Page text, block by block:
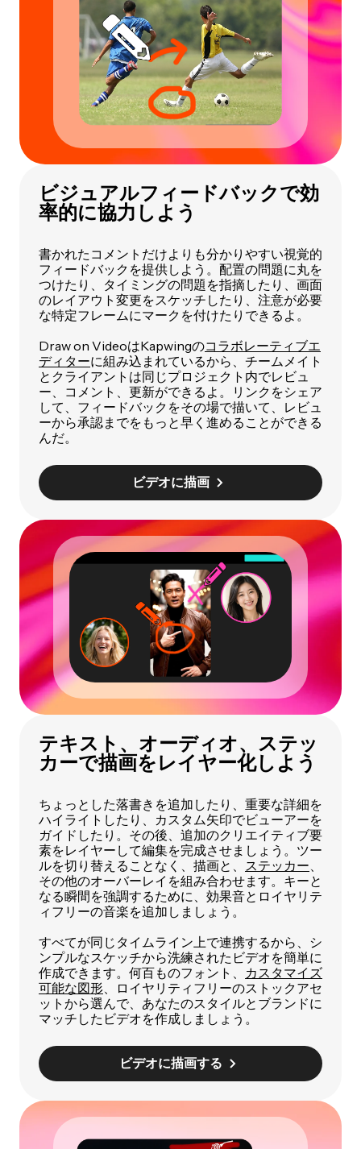
ビジュアルフィードバックで効
率的に協力しよう
書かれたコメントだけよりも分かりやすい視覚的
フィードバックを提供しよう。配置の問題に丸を
つけたり、タイミングの問題を指摘したり、画面
のレイアウト変更をスケッチしたり、注意が必要
な特定フレームにマークを付けたりできるよ。
Draw on VideoはKapwingのコラボレーティブエ
ディターに組み込まれているから、チームメイト
とクライアントは同じプロジェクト内でレビュ
ー、コメント、更新ができるよ。リンクをシェア
して、フィードバックをその場で描いて、レビュ
ーから承認までをもっと早く進めることができる
んだ。
ビデオに描画
テキスト、オーディオ、ステッ
カーで描画をレイヤー化しよう
ちょっとした落書きを追加したり、重要な詳細を
ハイライトしたり、カスタム矢印でビューアーを
ガイドしたり。その後、追加のクリエイティブ要
素をレイヤーして編集を完成させましょう。ツー
ルを切り替えることなく、描画と、 ステッカー、
その他のオーバーレイを組み合わせます。キーと
なる瞬間を強調するために、効果音とロイヤリテ
ィフリーの音楽を追加しましょう。
すべてが同じタイムライン上で連携するから、シ
ンプルなスケッチから洗練されたビデオを簡単に
作成できます。何百ものフォント、 カスタマイズ
可能な図形、ロイヤリティフリーのストックアセ
ットから選んで、あなたのスタイルとブランドに
マッチしたビデオを作成しましょう。
ビデオに描画する